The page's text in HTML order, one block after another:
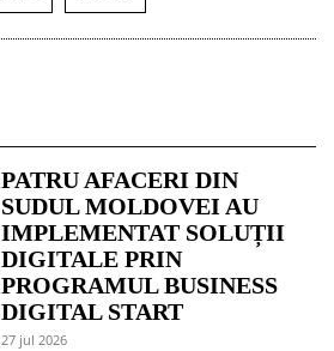
PATRU AFACERI DIN
SUDUL MOLDOVEI AU
IMPLEMENTAT SOLUȚII
DIGITALE PRIN
PROGRAMUL BUSINESS
DIGITAL START
27 jul 2026